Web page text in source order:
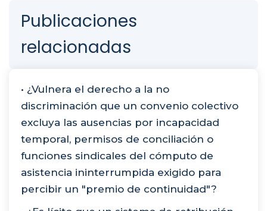
Publicaciones
relacionadas
• ¿Vulnera el derecho a la no
discriminación que un convenio colectivo
excluya las ausencias por incapacidad
temporal, permisos de conciliación o
funciones sindicales del cómputo de
asistencia ininterrumpida exigido para
percibir un "premio de continuidad"?